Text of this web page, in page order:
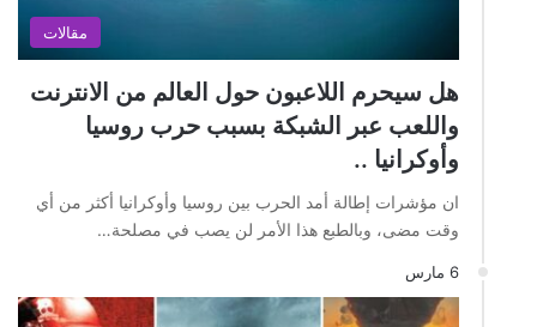
مقالات
هل سيحرم اللاعبون حول العالم من الانترنت
واللعب عبر الشبكة بسبب حرب روسيا
وأوكرانيا ..
ان مؤشرات إطالة أمد الحرب بين روسيا وأوكرانيا أكثر من أي
وقت مضى، وبالطبع هذا الأمر لن يصب في مصلحة…
6 مارس